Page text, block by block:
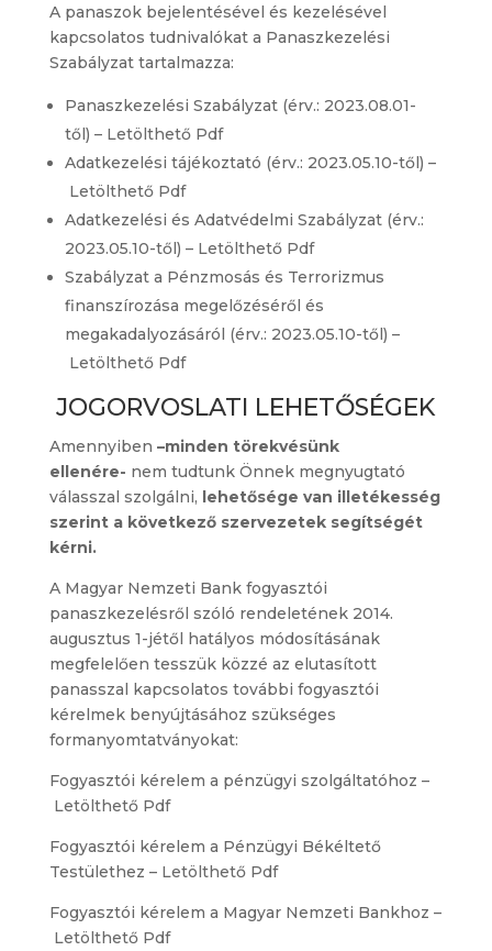
A panaszok bejelentésével és kezelésével
kapcsolatos tudnivalókat a Panaszkezelési
Szabályzat tartalmazza:
Panaszkezelési Szabályzat (érv.: 2023.08.01-
től) – Letölthető Pdf
Adatkezelési tájékoztató (érv.: 2023.05.10-től) –
Letölthető Pdf
Adatkezelési és Adatvédelmi Szabályzat (érv.:
2023.05.10-től) – Letölthető Pdf
Szabályzat a Pénzmosás és Terrorizmus
finanszírozása megelőzéséről és
megakadalyozásáról (érv.: 2023.05.10-től) –
Letölthető Pdf
JOGORVOSLATI LEHETŐSÉGEK
Amennyiben –minden törekvésünk
ellenére- nem tudtunk Önnek megnyugtató
válasszal szolgálni, lehetősége van illetékesség
szerint a következő szervezetek segítségét
kérni.
A Magyar Nemzeti Bank fogyasztói
panaszkezelésről szóló rendeletének 2014.
augusztus 1-jétől hatályos módosításának
megfelelően tesszük közzé az elutasított
panasszal kapcsolatos további fogyasztói
kérelmek benyújtásához szükséges
formanyomtatványokat:
Fogyasztói kérelem a pénzügyi szolgáltatóhoz –
Letölthető Pdf
Fogyasztói kérelem a Pénzügyi Békéltető
Testülethez – Letölthető Pdf
Fogyasztói kérelem a Magyar Nemzeti Bankhoz –
Letölthető Pdf